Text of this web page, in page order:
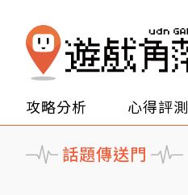
攻略分析 心得評測
話題傳送門